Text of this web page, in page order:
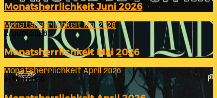
Monatsherrlichkeit Juni 2026
Monatsherrlichkeit Mai 2026
2. Juni 2026
Monatsherrlichkeit Mai 2026
Monatsherrlichkeit April 2026
4. Mai 2026